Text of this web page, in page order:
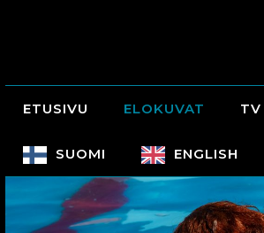
ETUSIVU ELOKUVAT TV
SUOMI ENGLISH